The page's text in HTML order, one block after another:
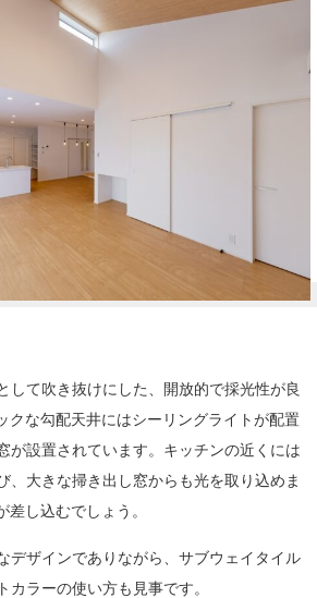
して吹き抜けにした、開放的で採光性が良
クな勾配天井にはシーリングライトが配置
が設置されています。キッチンの近くには
、大きな掃き出し窓からも光を取り込めま
し込むでしょう。
デザインでありながら、サブウェイタイル
カラーの使い方も見事です。